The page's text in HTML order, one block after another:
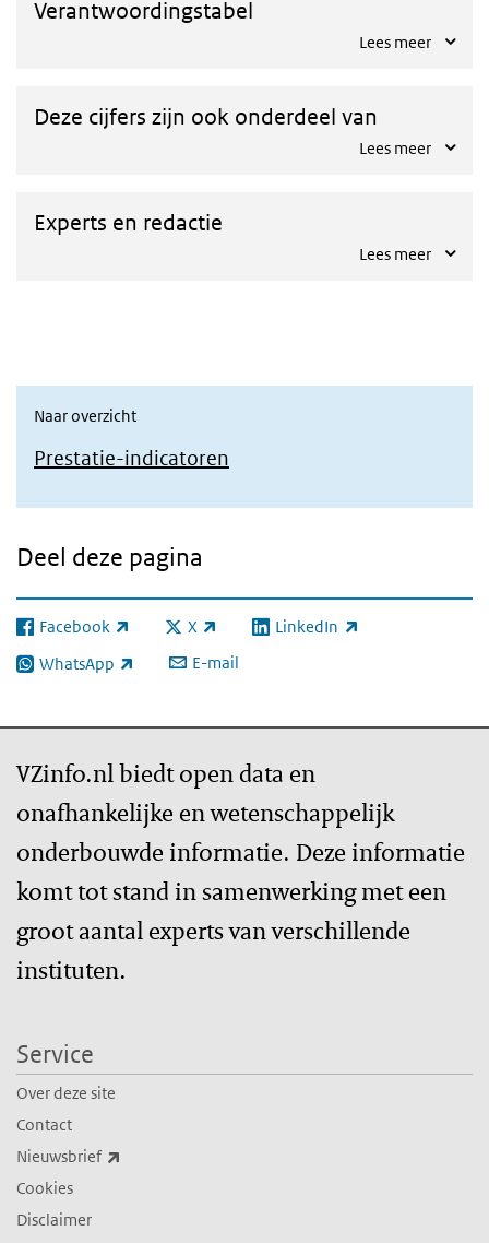
Verantwoordingstabel
Lees meer
Deze cijfers zijn ook onderdeel van
Lees meer
Experts en redactie
Lees meer
Naar overzicht
Prestatie-indicatoren
Deel deze pagina
Facebook
(externe link) X
(externe link) LinkedIn
(externe link)
WhatsApp
(externe link) E-mail
VZinfo.nl biedt open data en
onafhankelijke en wetenschappelijk
onderbouwde informatie. Deze informatie
komt tot stand in samenwerking met een
groot aantal experts van verschillende
instituten.
Service
Over deze site
Contact
Nieuwsbrief
Cookies
Disclaimer